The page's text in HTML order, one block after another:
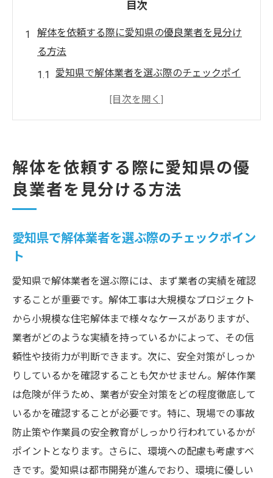
目次
解体を依頼する際に愛知県の優良業者を見分け
る方法
愛知県で解体業者を選ぶ際のチェックポイ
業者間の比較で見るべきポイント
実績や評価の確認方法
解体現場での安全基準とは
術
事故を防ぐための効果的な対策
安全対策がしっかりした業者を選ぶ理由
安全対策の充実度を確認する方法
環境に配慮した解体方法を選ぶポイント
環境に優しい解体技術とは？
愛知県の業者が行うリサイクル手法
廃棄物削減に向けた取り組み
環境保護を意識した業者選びの基準
解体を依頼する際に愛知県の優
良業者を見分ける方法
愛知県で解体業者を選ぶ際のチェックポイン
ト
愛知県で解体業者を選ぶ際には、まず業者の実績を確認
することが重要です。解体工事は大規模なプロジェクト
から小規模な住宅解体まで様々なケースがありますが、
業者がどのような実績を持っているかによって、その信
頼性や技術力が判断できます。次に、安全対策がしっか
りしているかを確認することも欠かせません。解体作業
は危険が伴うため、業者が安全対策をどの程度徹底して
いるかを確認することが必要です。特に、現場での事故
防止策や作業員の安全教育がしっかり行われているかが
ポイントとなります。さらに、環境への配慮も考慮すべ
きです。愛知県は都市開発が進んでおり、環境に優しい